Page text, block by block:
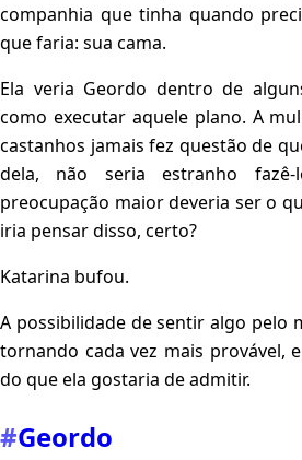
companhia que tinha quando
que faria: sua cama.
Ela veria Geordo dentro de
como executar aquele plano. A
castanhos jamais fez questão de
dela, não seria estranho
preocupação maior deveria ser o
iria pensar disso, certo?
Katarina bufou.
A possibilidade de sentir algo pelo
tornando cada vez mais provável,
do que ela gostaria de admitir.
#Geordo